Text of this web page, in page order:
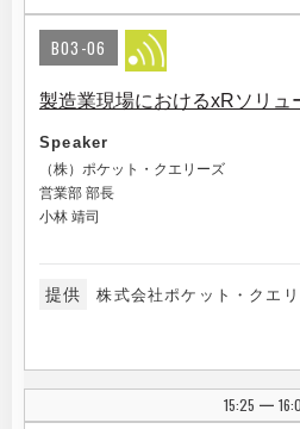
B03-06
製造業現場におけるxRソリュ
Speaker
（株）ポケット・クエリーズ
営業部 部長
小林 靖司
提供 株式会社ポケット・クエ
15:25 |